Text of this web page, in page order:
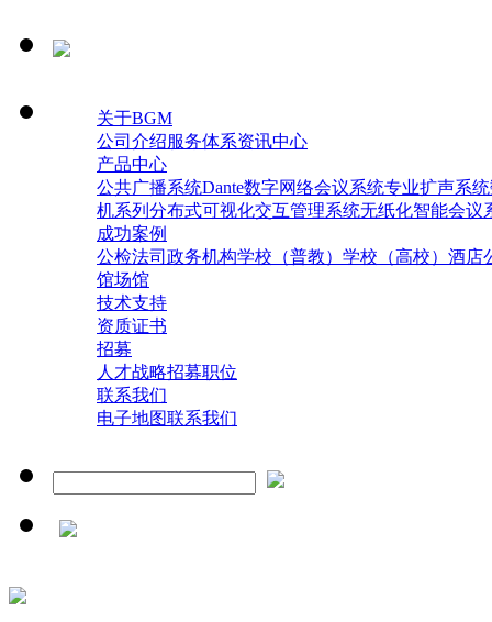
关于BGM
公司介绍服务体系资讯中心
产品中心
公共广播系统Dante数字网络会议系统专业扩声系统
机系列 分布式可视化交互管理系统无纸化智能会议
成功案例
公检法司 政务机构学校（普教） 学校（高校） 酒店
馆场馆
技术支持
资质证书
招募
人才战略招募职位
联系我们
电子地图联系我们